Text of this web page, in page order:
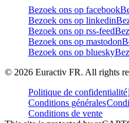
Bezoek ons op facebook
Bezoek ons op linkedin
Bezoek ons op rss-feed
Bezoek ons op mastodon
Bezoek ons op bluesky
© 2026 Euractiv FR. All rights
Politique de confidentialité
Conditions générales
Conditions de vente